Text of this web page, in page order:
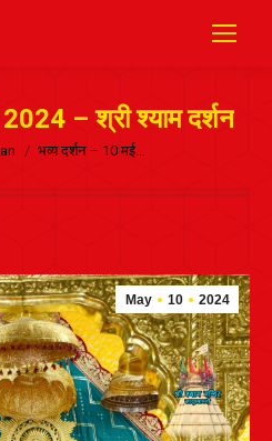
– श्री श्याम दर्शन
भव्य दर्शन – 10 मई…
May 10 2024